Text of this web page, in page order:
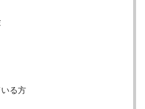
る方